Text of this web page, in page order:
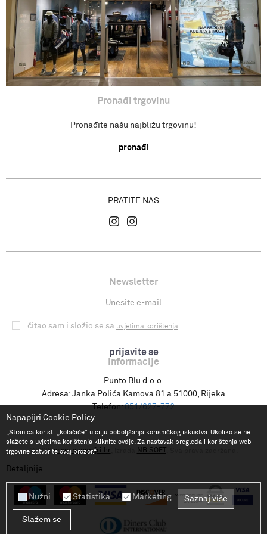
Gdje se nalazimo?
Pronađi trgovinu
Pronađite našu najbližu trgovinu!
pronađi
PRATITE NAS
Newsletter
prijavite se
čitao sam i složio se sa uvjetima korištenja
Informacije
Punto Blu d.o.o.
Adresa: Janka Polića Kamova 81 a 51000, Rijeka
Telefon: 051/627-772
©2026www.napapijri.hr NB SOFT
Napapijri Cookie Policy
„Stranica koristi „kolačiće“ u cilju poboljšanja korisničkog iskustva. Ukoliko se ne
slažete s uvjetima korištenja kliknite ovdje. Za nastavak pregleda i korištenja web
trgovine zatvorite ovaj prozor.“
Detaljnije
Nužni Statistika Marketing Saznaj više
Slažem se